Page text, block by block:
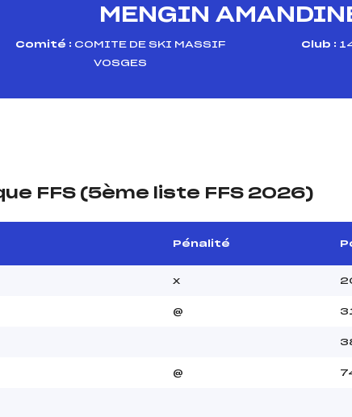
MENGIN
Comité : COMITE DE SKI MASSIF
VOSGES
Club :
FFS (5ème liste FFS 2026)
Pénalité
x
@
@